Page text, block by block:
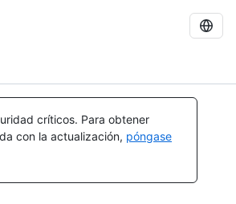
críticos. Para obtener
con la actualización, póngase